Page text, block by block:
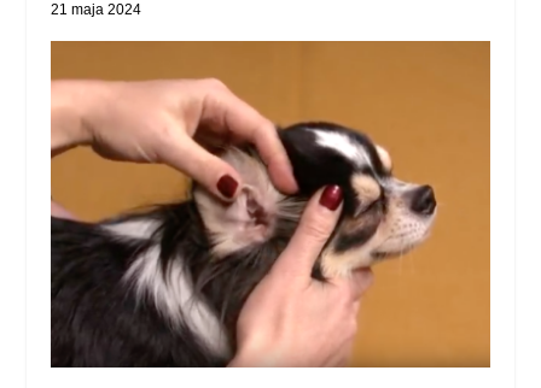
21 maja 2024